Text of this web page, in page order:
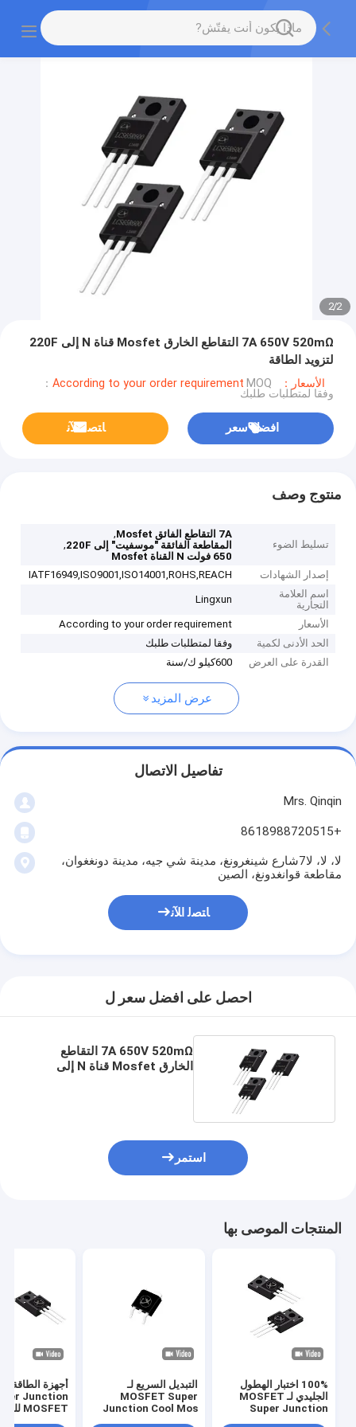
2
/
2
7A 650V 520mΩ التقاطع الخارق Mosfet قناة N إلى 220F
لتزويد الطاقة
الأسعار：According to your order requirement MOQ：
وفقا لمتطلبات طلبك
افضل سعر ﺎﺘﺼﻟ ﺍﻶﻧ
منتوج وصف
تسليط الضوء
7A التقاطع الفائق Mosfet
,
المقاطعة الفائقة "موسفيت" إلى 220F
,
650 فولت N القناة Mosfet
إصدار الشهادات
IATF16949,ISO9001,ISO14001,ROHS,REACH
اسم العلامة
التجارية
Lingxun
الأسعار
According to your order requirement
الحد الأدنى لكمية
وفقا لمتطلبات طلبك
القدرة على العرض
600كيلو ك/سنة
عرض المزيد
تفاصيل الاتصال
Mrs. Qinqin
+8618988720515
لا، لا، لا7شارع شينغرونغ، مدينة شي جيه، مدينة دونغغوان،
مقاطعة قوانغدونغ، الصين
ﺎﺘﺼﻟ ﺍﻶﻧ
احصل على افضل سعر ل
7A 650V 520mΩ التقاطع
الخارق Mosfet قناة N إلى
استمر
المنتجات الموصى بها
100% اختبار الهطول
الجليدي لـ MOSFET
Super Junction
التبديل السريع لـ
MOSFET Super
Junction Cool Mos
أجهزة الطاقة
Junction
MOSFET للشاحن LED